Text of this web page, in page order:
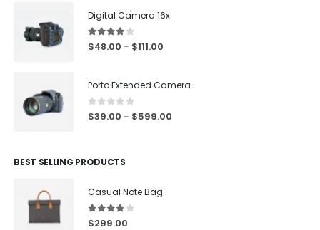
Digital Camera 16x
4.00out of 5
$48.00 – $111.00
Porto Extended Camera
0out of 5
$39.00 – $599.00
BEST SELLING PRODUCTS
Casual Note Bag
4.00out of 5
$299.00